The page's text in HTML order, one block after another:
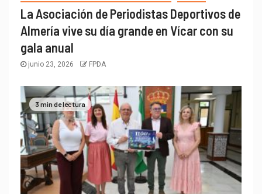
La Asociación de Periodistas Deportivos de
Almería vive su día grande en Vícar con su
gala anual
junio 23, 2026 FPDA
3 min de lectura